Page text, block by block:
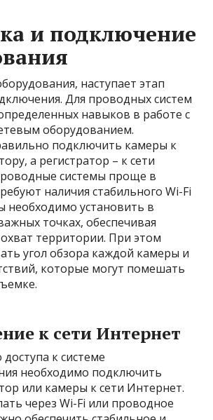
и подключение
наступает этап
Для проводных систем
навыков в работе с
оборудованием.
подключить камеры к
а регистратор – к сети
системы проще в
наличия стабильного Wi-Fi
необходимо установить в
точках, обеспечивая
территории. При этом
угол обзора каждой камеры и
которые могут помешать
к сети Интернет
к системе
необходимо подключить
или камеры к сети Интернет.
через Wi-Fi или проводное